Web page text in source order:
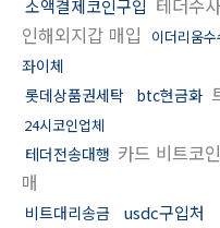
소액결제코인구입
인해외지갑 매입
이더리움수
좌이체
롯데상품권세탁
btc현금화
24시코인업체
테더전송대행 카드 비트코
매
비트대리송금
usdc구입처